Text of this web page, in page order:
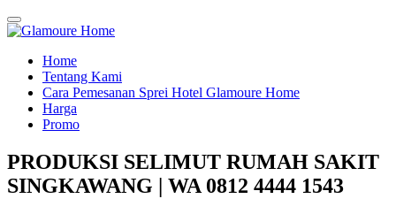
Tukar navigasi
Loncat
konten
Home
Tentang Kami
Cara Pemesanan Sprei Hotel Glamoure Home
Harga
Promo
PRODUKSI SELIMUT RUMAH SAKIT
SINGKAWANG | WA 0812 4444 1543